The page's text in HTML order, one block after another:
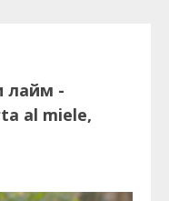
лайм -
al miele,